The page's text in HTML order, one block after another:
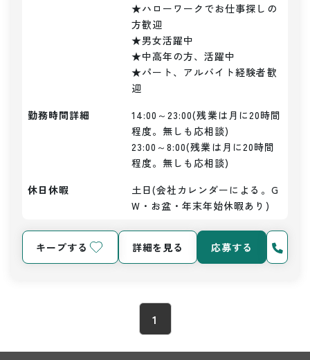
★ハローワークでお仕事探しの
方歓迎
★男女活躍中
★中高年の方、活躍中
★パート、アルバイト経験者歓
迎
勤務時間詳細
14:00～23:00(残業は月に20時間
程度。無しも応相談)
23:00～8:00(残業は月に20時間
程度。無しも応相談)
休日休暇
土日(会社カレンダーによる。G
W・お盆・年末年始休暇あり)
キープする 詳細を見る 応募する
1